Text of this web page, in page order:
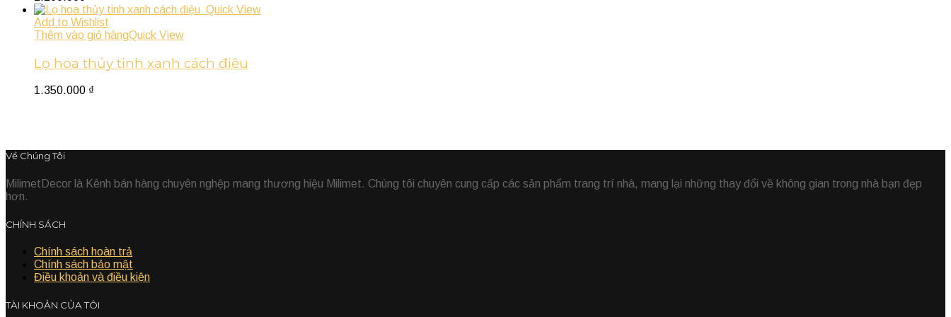
Quick View
Add to Wishlist
Thêm vào giỏ hàngQuick View
Lọ hoa thủy tinh xanh cách điệu
1.350.000 ₫
Về Chúng Tôi
MilimetDecor là Kênh bán hàng chuyên nghệp mang thương hiệu Milimet. Chúng tôi chuyên cung cấp các sản phẩm trang trí nhà, mang lại những thay đổi về không gian trong nhà bạn đẹp
hơn.
CHÍNH SÁCH
Chính sách hoàn trả
Chính sách bảo mật
Điều khoản và điều kiện
TÀI KHOẢN CỦA TÔI